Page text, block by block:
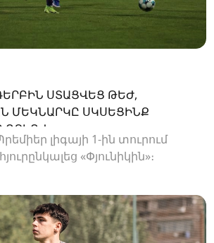
ՍՏԱՑՎԵՑ ԹԵԺ,
ՄԵԿՆԱՐԿԸ ՍԿՍԵՑԻՆՔ
ՈՔԻՈՎ
լիգայի 1-ին տուրում
«Փյունիկին»։